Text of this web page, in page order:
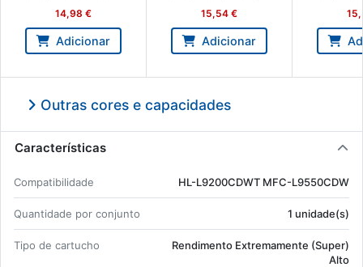
tucho Preto de Toner Ge­né­
rico - BT-TN3480
14,98 €
Adicionar
26/TN329 Toner Cyan -
TN320C/TN325C/TN321C
/TN326C/TN329C - BT-
15,54 €
Adicionar
26/TN329
TN320M/
M/
Outras cores e capacidades
Características
Com­pa­ti­bi­li­dade HL-L9200CDWT MFC-L9550CDW
Quan­ti­dade por con­junto 1 uni­dade(s)
Tipo de car­tucho
Ren­di­mento Ex­tre­ma­mente (Super)
Alto